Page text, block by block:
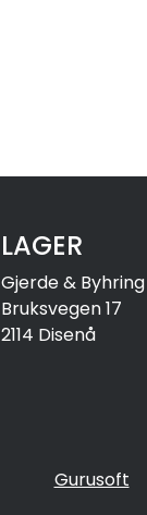
LAGER
Gjerde &
Bruksvegen 17
2114 Disenå
Gurusoft